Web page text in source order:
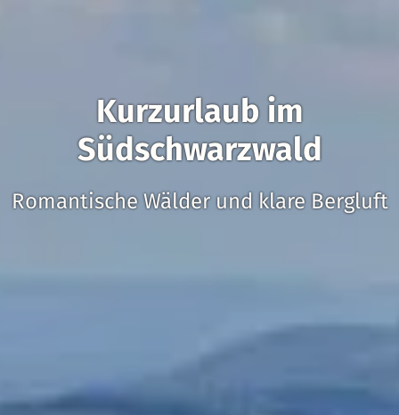
Kurzurlaub im
Südschwarzwald
Romantische Wälder und klare Bergluft